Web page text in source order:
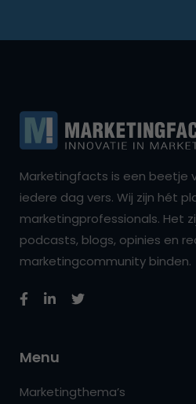
Marketingfacts is een beetje
iedere dag vers. Wij zijn hét
marketingprofessionals. Het
podcasts, blogs, opinies en
marketingcommunity binden.
Menu
Marketingthema’s